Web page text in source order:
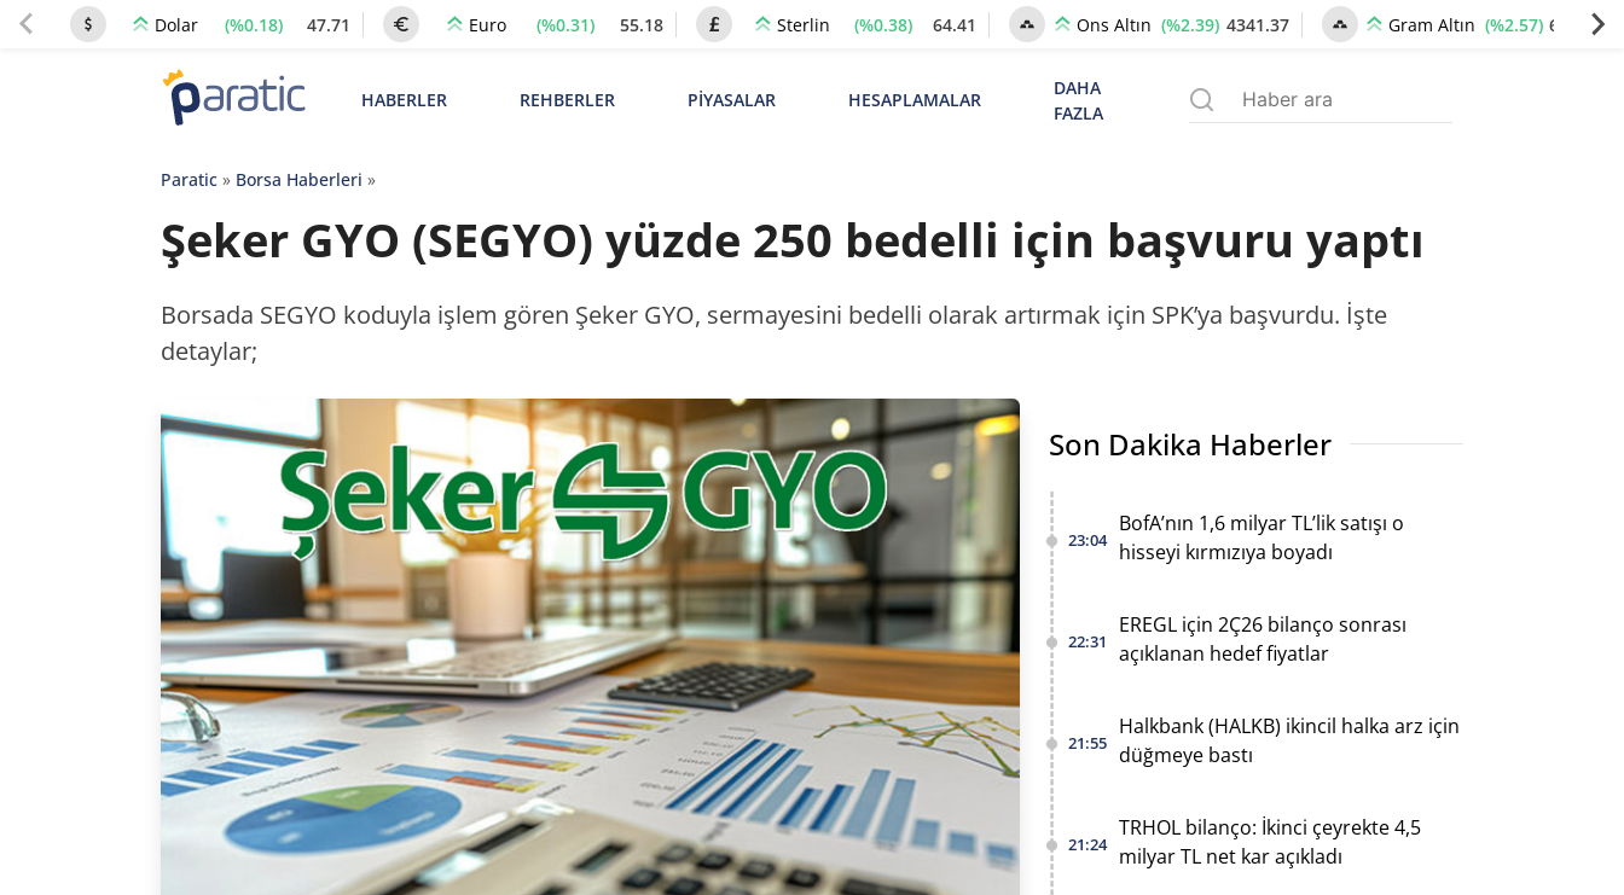
Dolar (%0.18) 47.71 Euro (%0.31) 55.18 Sterlin (%0.38) 64.41 Ons Altın (%2.39) 4341.37 Gram Altın (%2.57) 6659.77
HABERLER REHBERLER PİYASALAR HESAPLAMALAR
DAHA
FAZLA
Paratic» Borsa Haberleri »
Şeker GYO (SEGYO) yüzde 250 bedelli için başvuru yaptı
Borsada SEGYO koduyla işlem gören Şeker GYO, sermayesini bedelli olarak artırmak için SPK’ya başvurdu. İşte
detaylar;
Son Dakika Haberler
23:04
BofA’nın 1,6 milyar TL’lik satışı o
hisseyi kırmızıya boyadı
22:31
EREGL için 2Ç26 bilanço sonrası
açıklanan hedef fiyatlar
21:55
Halkbank (HALKB) ikincil halka arz için
düğmeye bastı
21:24
TRHOL bilanço: İkinci çeyrekte 4,5
milyar TL net kar açıkladı